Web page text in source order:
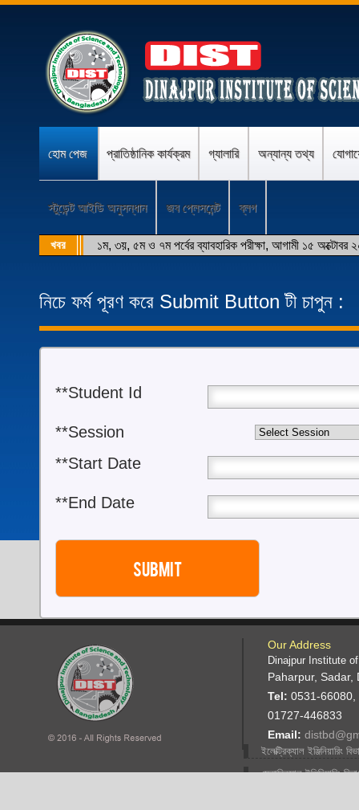
হোম পেজ প্রাতিষ্ঠানিক কার্যক্রম গ্যালারি অন্যান্য তথ্য
স্টুডেন্ট আইডি অনুসন্ধান জব প্লেসমেন্ট ব্লগ
খবর ১ম, ৩য়, ৫ম ও ৭ম পর্বের ব্যাবহারিক পরীক্ষা, আগামী ১৫
নিচে ফর্ম পূরণ করে Submit Button টী চাপুন :
**Student Id
**Session
**Start Date
**End Date
Our Address
Dinajpur Institute
Paharpur, Sadar,
Tel: 0531-
01727-446833
Email:
ইলেক্ট্রিক্যাল ইঞ্জিনিয়ারিং
মেকানিক্যাল ইঞ্জিনিয়ারিং